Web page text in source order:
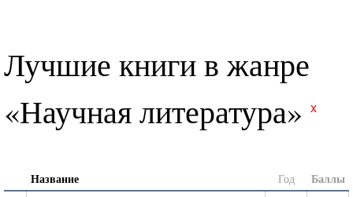
Лучшие книги в жанре
«Научная литература»
x
Название Год Баллы